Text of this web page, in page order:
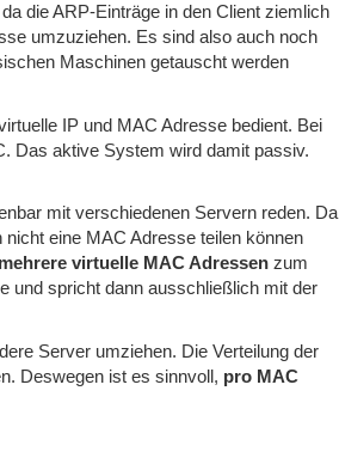
die ARP-Einträge in den Client ziemlich
umzuziehen. Es sind also auch noch
Maschinen getauscht werden
IP und MAC Adresse bedient. Bei
Das aktive System wird damit passiv.
mit verschiedenen Servern reden. Da
eine MAC Adresse teilen können
mehrere virtuelle MAC Adressen zum
und spricht dann ausschließlich mit der
Server umziehen. Die Verteilung der
Deswegen ist es sinnvoll, pro MAC